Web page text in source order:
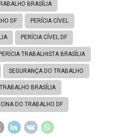
BRASÍLIA
DF PERÍCIA CÍVEL
PERÍCIA CÍVEL DF
PERÍCIA TRABALHISTA BRASÍLIA
SEGURANÇA DO TRABALHO
BRASÍLIA
DO TRABALHO DF